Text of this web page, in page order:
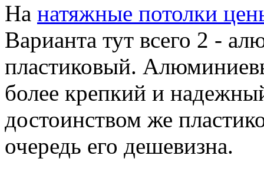
На натяжные потолки
Варианта тут всего 2 -
пластиковый.
более крепкий и
достоинством же
очередь его дешевизна.